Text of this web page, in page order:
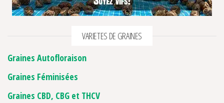
VARIETES DE GRAINES
Graines Autofloraison
Graines Féminisées
Graines CBD, CBG et THCV